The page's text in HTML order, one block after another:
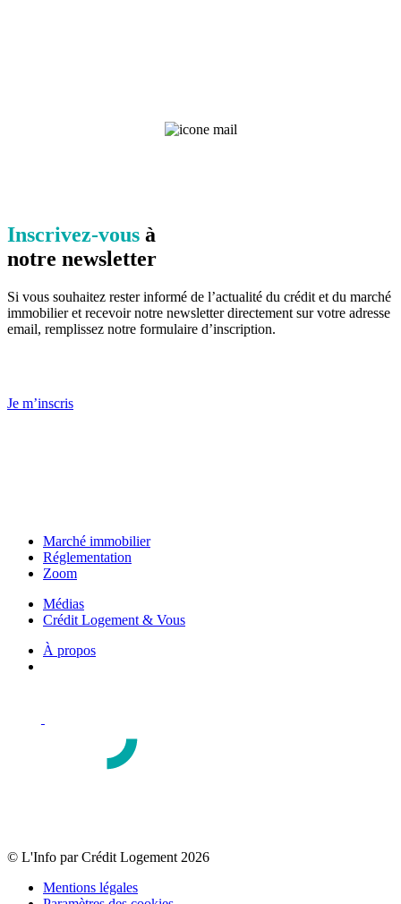
Inscrivez-vous à
notre newsletter
Si vous souhaitez rester informé de l’actualité du crédit et du marché
immobilier et recevoir notre newsletter directement sur votre adresse
email, remplissez notre formulaire d’inscription.
Je m’inscris
Marché immobilier
Réglementation
Zoom
Médias
Crédit Logement & Vous
À propos
© L'Info par Crédit Logement 2026
Mentions légales